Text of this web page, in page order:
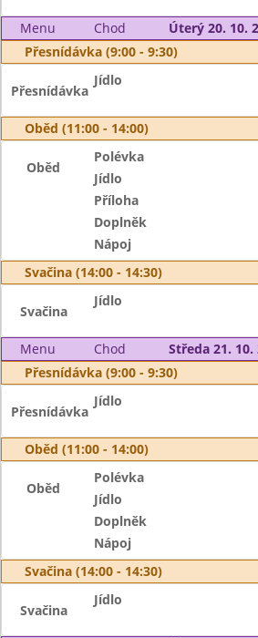
Menu Chod
Úterý 20. 10.
Přesnídávka (9:00 - 9:30)
Přesnídávka
Jídlo
Oběd (11:00 - 14:00)
Oběd
Polévka
Jídlo
Příloha
Doplněk
Nápoj
Svačina (14:00 - 14:30)
Svačina
Jídlo
Menu Chod
Středa 21. 10.
Přesnídávka (9:00 - 9:30)
Přesnídávka
Jídlo
Oběd (11:00 - 14:00)
Oběd
Polévka
Jídlo
Doplněk
Nápoj
Svačina (14:00 - 14:30)
Svačina
Jídlo